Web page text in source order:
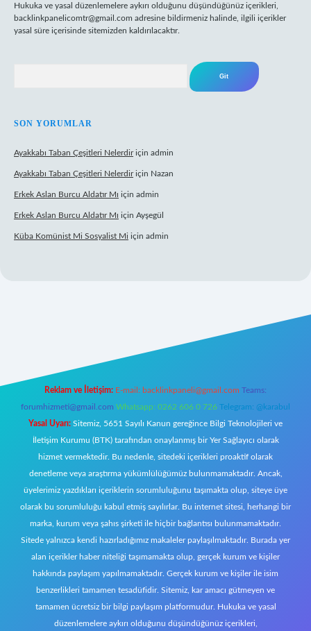
Hukuka ve yasal düzenlemelere aykırı olduğunu düşündüğünüz içerikleri,
backlinkpanelicomtr@gmail.com adresine bildirmeniz halinde, ilgili içerikler
yasal süre içerisinde sitemizden kaldırılacaktır.
SON YORUMLAR
Ayakkabı Taban Çeşitleri Nelerdiriçin admin
Ayakkabı Taban Çeşitleri Nelerdiriçin Nazan
Erkek Aslan Burcu Aldatır Mı için admin
Erkek Aslan Burcu Aldatır Mı için Ayşegül
Küba Komünist Mi Sosyalist Mi için admin
Reklam ve İletişim: E-mail: backlinkpaneli@gmail.com Teams:
forumhizmeti@gmail.com Whatsapp: 0262 606 0 726 Telegram: @karabul
Yasal Uyarı: Sitemiz, 5651 Sayılı Kanun gereğince Bilgi Teknolojileri ve
İletişim Kurumu (BTK) tarafından onaylanmış bir Yer Sağlayıcı olarak
hizmet vermektedir. Bu nedenle, sitedeki içerikleri proaktif olarak
denetleme veya araştırma yükümlülüğümüz bulunmamaktadır. Ancak,
üyelerimiz yazdıkları içeriklerin sorumluluğunu taşımakta olup, siteye üye
olarak bu sorumluluğu kabul etmiş sayılırlar. Bu internet sitesi, herhangi bir
marka, kurum veya şahıs şirketi ile hiçbir bağlantısı bulunmamaktadır.
Sitede yalnızca kendi hazırladığımız makaleler paylaşılmaktadır. Burada yer
alan içerikler haber niteliği taşımamakta olup, gerçek kurum ve kişiler
hakkında paylaşım yapılmamaktadır. Gerçek kurum ve kişiler ile isim
benzerlikleri tamamen tesadüfidir. Sitemiz, kar amacı gütmeyen ve
tamamen ücretsiz bir bilgi paylaşım platformudur. Hukuka ve yasal
düzenlemelere aykırı olduğunu düşündüğünüz içerikleri,